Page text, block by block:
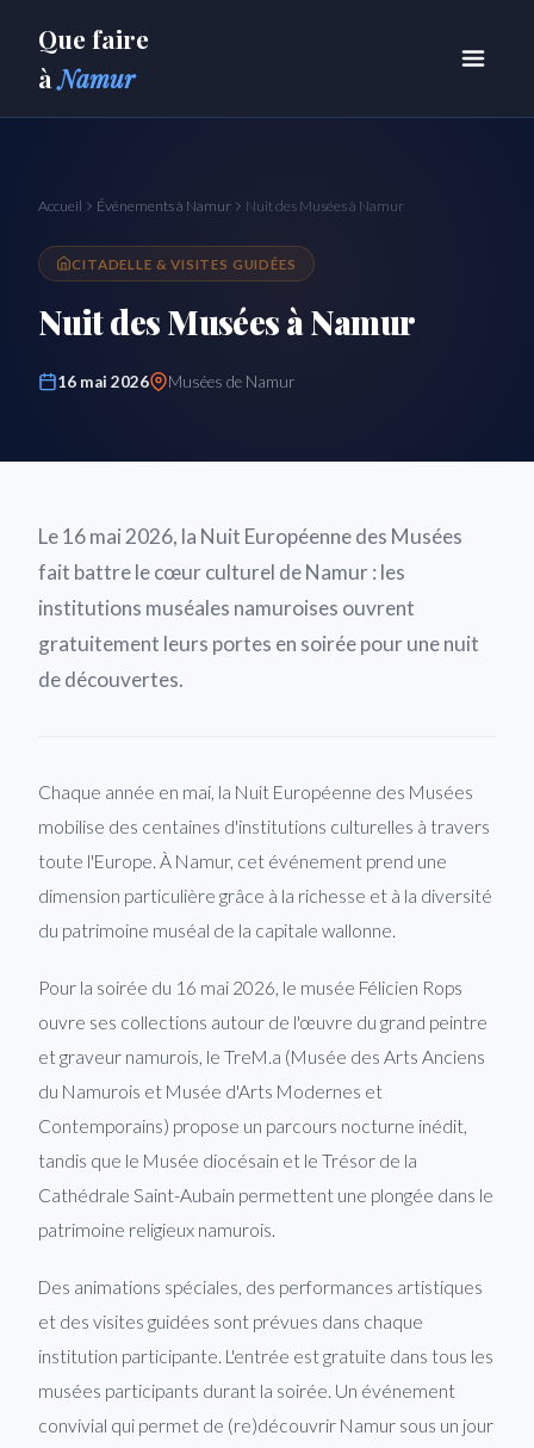
Que faire
àNamur
Accueil Événements à Namur Nuit des Musées à Namur
CITADELLE & VISITES GUIDÉES
Nuit des Musées à Namur
16 mai 2026 Musées de Namur
Le 16 mai 2026, la Nuit Européenne des Musées
fait battre le cœur culturel de Namur : les
institutions muséales namuroises ouvrent
gratuitement leurs portes en soirée pour une nuit
de découvertes.
Chaque année en mai, la Nuit Européenne des Musées
mobilise des centaines d'institutions culturelles à travers
toute l'Europe. À Namur, cet événement prend une
dimension particulière grâce à la richesse et à la diversité
du patrimoine muséal de la capitale wallonne.
Pour la soirée du 16 mai 2026, le musée Félicien Rops
ouvre ses collections autour de l'œuvre du grand peintre
et graveur namurois, le TreM.a (Musée des Arts Anciens
du Namurois et Musée d'Arts Modernes et
Contemporains) propose un parcours nocturne inédit,
tandis que le Musée diocésain et le Trésor de la
Cathédrale Saint-Aubain permettent une plongée dans le
patrimoine religieux namurois.
Des animations spéciales, des performances artistiques
et des visites guidées sont prévues dans chaque
institution participante. L'entrée est gratuite dans tous les
musées participants durant la soirée. Un événement
convivial qui permet de (re)découvrir Namur sous un jour